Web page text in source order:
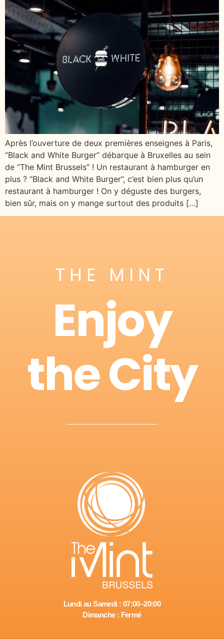
Après l’ouverture de deux premières enseignes à Paris,
“Black and White Burger” débarque à Bruxelles au sein
de “The Mint Brussels” ! Un restaurant à hamburger en
plus ? “Black and White Burger”, c’est bien plus qu’un
restaurant à hamburger ! On y déguste des burgers,
bien sûr, mais on y mange surtout des produits […]
THE MINT
Enjoy
the City
Lundi au Samedi : 07:00–20:00
Dimanche : Fermé